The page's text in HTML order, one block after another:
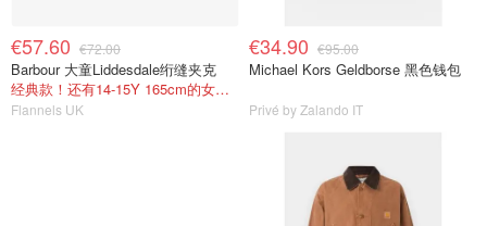
€57.60 €72.00
Barbour 大童Liddesdale绗缝夹克
经典款！还有14-15Y 165cm的女生妥妥能穿@Yunnnie
Flannels UK
€34.90 €95.00
Michael Kors Geldborse 黑色钱包
Privé by Zalando IT